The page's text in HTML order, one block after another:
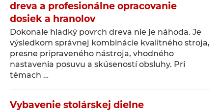
dreva a profesionálne opracovanie
dosiek a hranolov
Dokonale hladký povrch dreva nie je náhoda. Je
výsledkom správnej kombinácie kvalitného stroja,
presne pripraveného nástroja, vhodného
nastavenia posuvu a skúseností obsluhy. Pri
témach …
Vybavenie stolárskej dielne